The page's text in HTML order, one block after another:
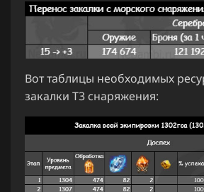
Вот таблицы необходимых
закалки Т3 снаряжения: